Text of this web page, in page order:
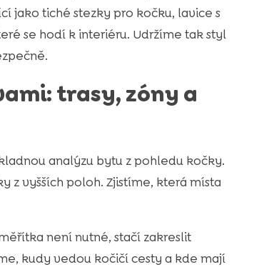
jako tiché stezky pro kočku, lavice s
se hodí k interiéru. Udržíme tak styl
trasy, zóny a
analýzu bytu z pohledu kočky.
z vyšších poloh. Zjistíme, která místa
není nutné, stačí zakreslit
kudy vedou kočičí cesty a kde mají